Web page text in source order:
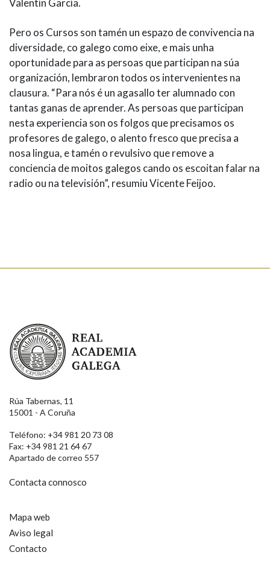
Pero os Cursos son tamén un espazo de convivencia na
diversidade, co galego como eixe, e mais unha
oportunidade para as persoas que participan na súa
organización, lembraron todos os intervenientes na
clausura. “Para nós é un agasallo ter alumnado con
tantas ganas de aprender. As persoas que participan
nesta experiencia son os folgos que precisamos os
profesores de galego, o alento fresco que precisa a
nosa lingua, e tamén o revulsivo que remove a
conciencia de moitos galegos cando os escoitan falar na
radio ou na televisión”, resumiu Vicente Feijoo.
Real Academia Galega
Rúa Tabernas, 11
15001 - A Coruña
Teléfono: +34 981 20 73 08
Fax: +34 981 21 64 67
Apartado de correo 557
Contacta connosco
Mapa web
Aviso legal
Contacto